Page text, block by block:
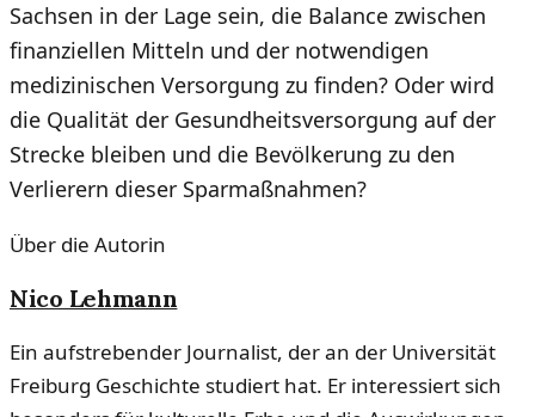
Sachsen in der Lage sein, die Balance zwischen
finanziellen Mitteln und der notwendigen
medizinischen Versorgung zu finden? Oder wird
die Qualität der Gesundheitsversorgung auf der
Strecke bleiben und die Bevölkerung zu den
Verlierern dieser Sparmaßnahmen?
Über die Autorin
Nico Lehmann
Ein aufstrebender Journalist, der an der Universität
Freiburg Geschichte studiert hat. Er interessiert sich